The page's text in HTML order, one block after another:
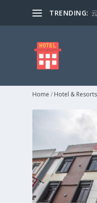
TRENDING:
Home / Hotel & Resorts